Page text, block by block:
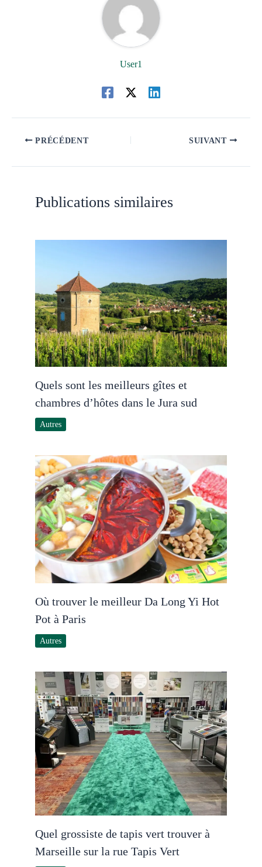
User1
PRÉCÉDENT SUIVANT
Publications similaires
Quels sont les meilleurs gîtes et
chambres d’hôtes dans le Jura sud
Autres
Où trouver le meilleur Da Long Yi Hot
Pot à Paris
Autres
Quel grossiste de tapis vert trouver à
Marseille sur la rue Tapis Vert